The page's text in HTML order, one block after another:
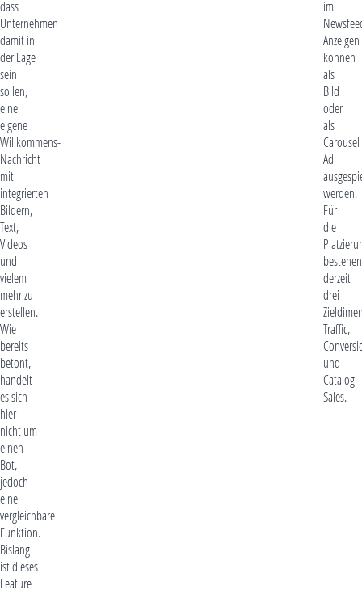
dass
Unternehmen
damit in
der Lage
sein
sollen,
eine
eigene
Willkommens-
Nachricht
mit
integrierten
Bildern,
Text,
Videos
und
vielem
mehr zu
erstellen.
Wie
bereits
betont,
handelt
es sich
hier
nicht um
einen
Bot,
jedoch
eine
vergleichbare
Funktion.
Bislang
ist dieses
Feature
im
Anzeigen
können
als
Bild
oder
als
Carousel
Ad
werden.
Für
die
bestehen
derzeit
drei
Traffic,
und
Catalog
Sales.